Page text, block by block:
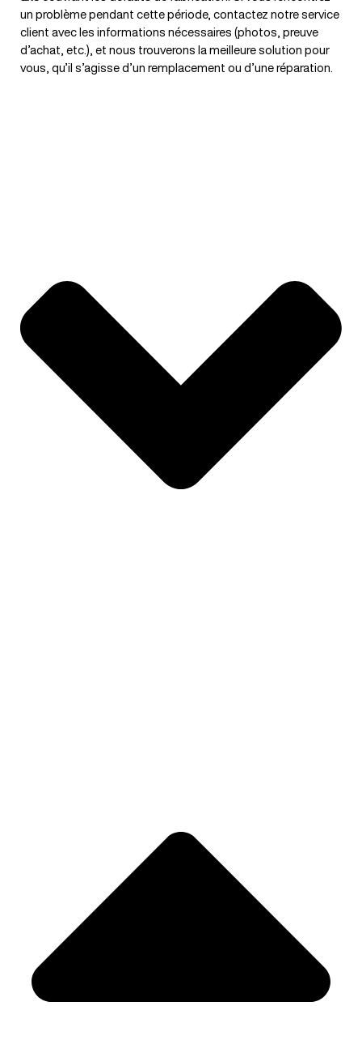
un problème pendant cette période, contactez notre service
client avec les informations nécessaires (photos, preuve
d’achat, etc.), et nous trouverons la meilleure solution pour
vous, qu’il s’agisse d’un remplacement ou d’une réparation.